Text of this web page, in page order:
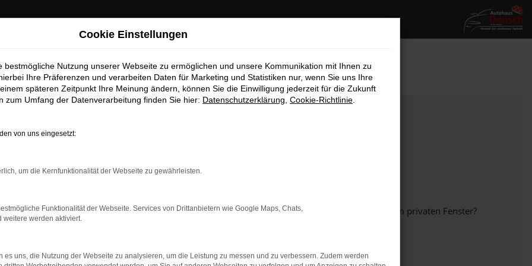
bestimmter Seiten verhindern. Funktioniert die Seite in einem anderen Browser oder in einem privaten Fenster?
auf dem neuesten Stand sind.
Cookie Einstellungen
bestmögliche Nutzung unserer Webseite zu ermöglichen und unsere Kommunikation mit Ihnen zu
Ihre Präferenzen und verarbeiten Daten für Marketing und Statistiken nur, wenn Sie uns Ihre
späteren Zeitpunkt Ihre Meinung ändern, können Sie die Einwilligung jederzeit für die Zukunft
zum Umfang der Datenverarbeitung finden Sie hier: Datenschutzerklärung Cookie-Richtlinie
von uns eingesetzt:
um die Kernfunktionalität der Webseite zu gewährleisten.
Funktionalität der Webseite. Services von Drittanbietern wie Google Maps, Chats,
weitere werden aktiviert.
es uns, die Nutzung der Webseite zu analysieren, um die Leistung zu messen und zu verbessern. Zudem werden